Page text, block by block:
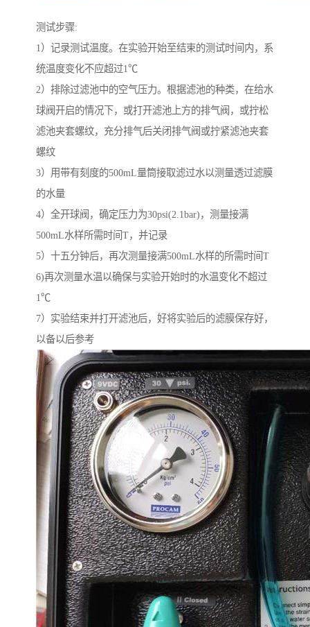
测试步骤:
1）记录测试温度。在实验开始至结束的测试时间内，系
统温度变化不应超过1℃
2）排除过滤池中的空气压力。根据滤池的种类，在给水
球阀开启的情况下，或打开滤池上方的排气阀，或拧松
滤池夹套螺纹，充分排气后关闭排气阀或拧紧滤池夹套
螺纹
3）用带有刻度的500mL量筒接取滤过水以测量透过滤膜
的水量
4）全开球阀，确定压力为30psi(2.1bar)，测量接满
500mL水样所需时间T，并记录
5）十五分钟后，再次测量接满500mL水样的所需时间T
6)再次测量水温以确保与实验开始时的水温变化不超过
1℃
7）实验结束并打开滤池后，好将实验后的滤膜保存好，
以备以后参考